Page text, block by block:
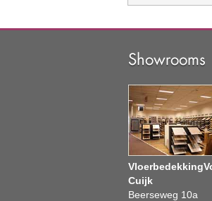
Showrooms
Cuijk
Beerseweg 10a